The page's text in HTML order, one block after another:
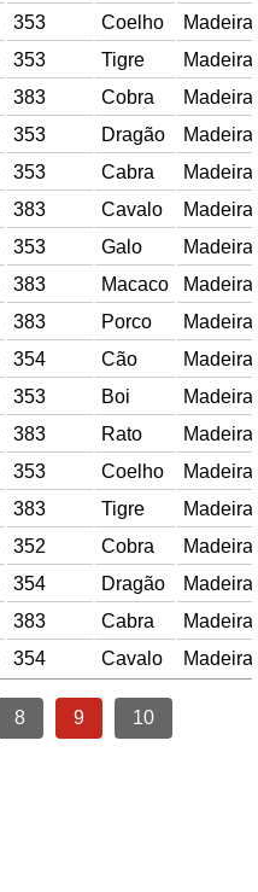
353 Coelho
Madeira
353 Tigre
Madeira
383 Cobra
Madeira
353 Dragão
Madeira
353 Cabra
Madeira
383 Cavalo
Madeira
353 Galo
Madeira
383 Macaco
Madeira
383 Porco
Madeira
354 Cão
Madeira
353 Boi
Madeira
383 Rato
Madeira
353 Coelho
Madeira
383 Tigre
Madeira
352 Cobra
Madeira
354 Dragão
Madeira
383 Cabra
Madeira
354 Cavalo Madeira
8 9 10